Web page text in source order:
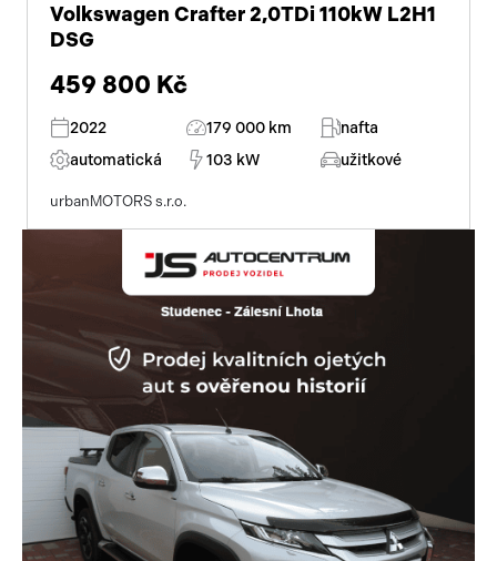
Volkswagen Crafter 2,0TDi 110kW L2H1
DSG
459 800 Kč
2022 179 000 km
nafta
automatická
103 kW užitkové
urbanMOTORS s.r.o.